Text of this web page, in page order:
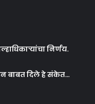
निर्णय.
बाबत दिले हे संकेत…